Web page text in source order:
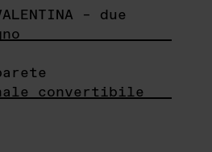
– due
convertibile